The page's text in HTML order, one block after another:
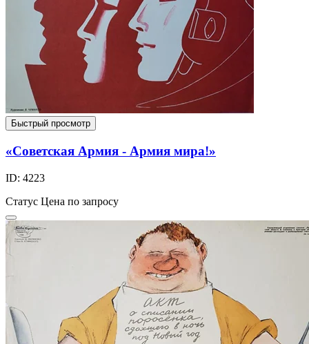
Быстрый просмотр
«Советская Армия - Армия мира!»
ID: 4223
Статус Цена по запросу